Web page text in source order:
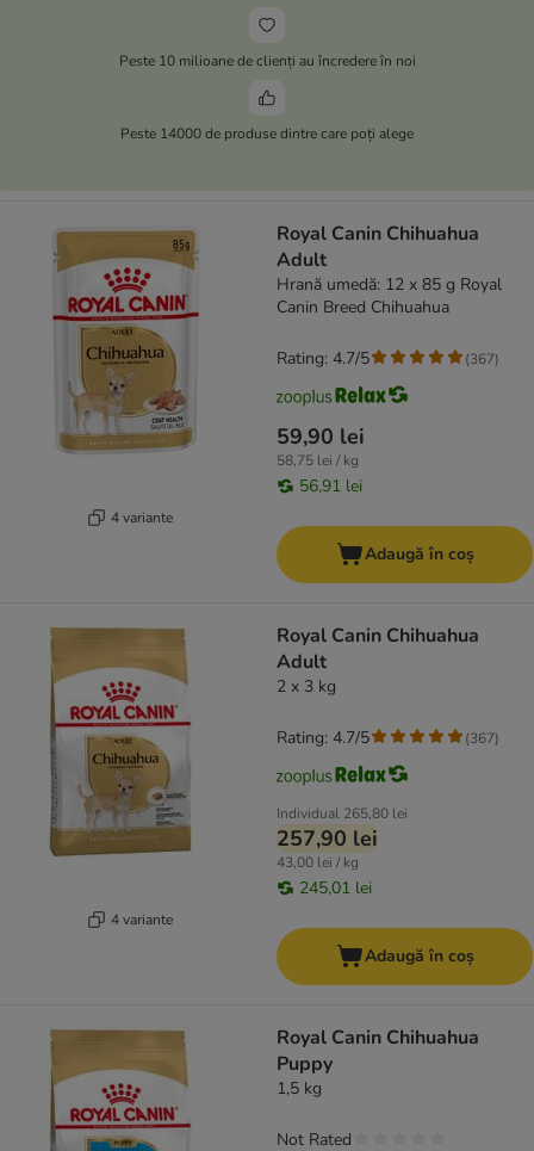
Peste 10 milioane de clienți au încredere în noi
Peste 14000 de produse dintre care poți alege
4 variante
Royal Canin Chihuahua
Adult
Hrană umedă: 12 x 85 g Royal
Canin Breed Chihuahua
59,90 lei
58,75 lei / kg
56,91 lei
Rating: 4.7/5 (367)
Adaugă în coș
4 variante
Royal Canin Chihuahua
Adult
2 x 3 kg
Individual 265,80 lei
257,90 lei
43,00 lei / kg
245,01 lei
Rating: 4.7/5 (367)
Adaugă în coș
Royal Canin Chihuahua
Puppy
1,5 kg
Not Rated